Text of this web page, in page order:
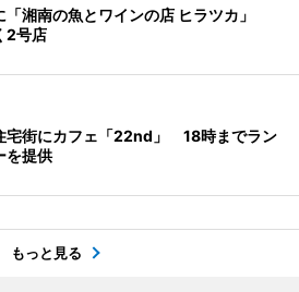
「湘南の魚とワインの店 ヒラツカ」
2号店
宅街にカフェ「22nd」 18時までラン
を提供
もっと見る